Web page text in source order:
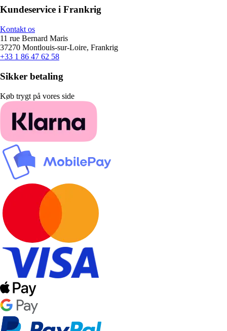
Kundeservice i Frankrig
Kontakt os
11 rue Bernard Maris
37270 Montlouis-sur-Loire, Frankrig
+33 1 86 47 62 58
Sikker betaling
Køb trygt på vores side